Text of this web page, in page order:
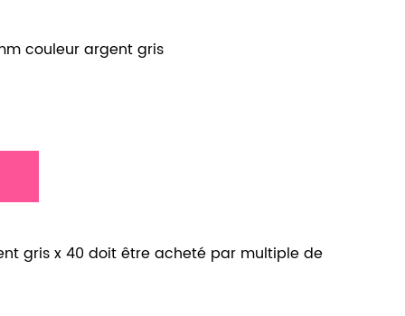
couleur argent gris
gris x 40 doit être acheté par multiple de